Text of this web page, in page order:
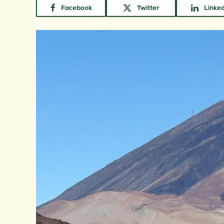
Facebook Twitter